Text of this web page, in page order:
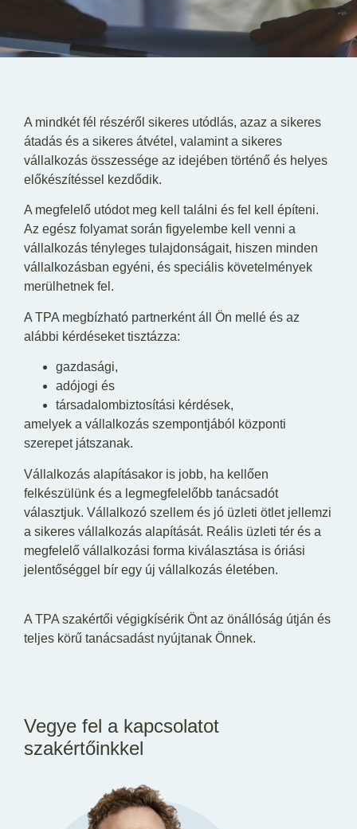
EN
A mindkét fél részéről sikeres utódlás, azaz a sikeres
átadás és a sikeres átvétel, valamint a sikeres
vállalkozás összessége az idejében történő és helyes
előkészítéssel kezdődik.
A megfelelő utódot meg kell találni és fel kell építeni.
Az egész folyamat során figyelembe kell venni a
vállalkozás tényleges tulajdonságait, hiszen minden
vállalkozásban egyéni, és speciális követelmények
merülhetnek fel.
A TPA megbízható partnerként áll Ön mellé és az
alábbi kérdéseket tisztázza:
gazdasági,
adójogi és
társadalombiztosítási kérdések,
amelyek a vállalkozás szempontjából központi
szerepet játszanak.
Vállalkozás alapításakor is jobb, ha kellően
felkészülünk és a legmegfelelőbb tanácsadót
választjuk. Vállalkozó szellem és jó üzleti ötlet jellemzi
a sikeres vállalkozás alapítását. Reális üzleti tér és a
megfelelő vállalkozási forma kiválasztása is óriási
jelentőséggel bír egy új vállalkozás életében.
A TPA szakértői végigkísérik Önt az önállóság útján és
teljes körű tanácsadást nyújtanak Önnek.
Vegye fel a kapcsolatot
szakértőinkkel